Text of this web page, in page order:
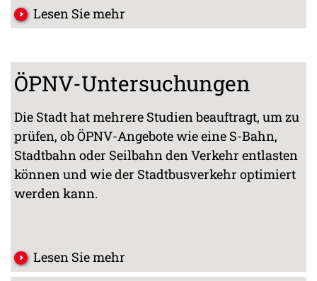
Lesen Sie mehr
ÖPNV-Untersuchungen
Die Stadt hat mehrere Studien beauftragt, um zu
prüfen, ob ÖPNV-Angebote wie eine S-Bahn,
Stadtbahn oder Seilbahn den Verkehr entlasten
können und wie der Stadtbusverkehr optimiert
werden kann.
Lesen Sie mehr